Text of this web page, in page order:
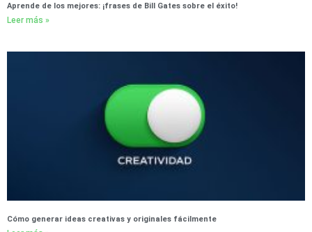
Aprende de los mejores: ¡frases de Bill Gates sobre el éxito!
Leer más »
Cómo generar ideas creativas y originales fácilmente